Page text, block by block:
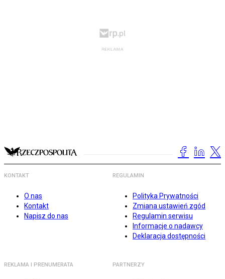
KONTAKT
O nas
Kontakt
Napisz do nas
REGULAMIN
Polityka Prywatności
Zmiana ustawień zgód
Regulamin serwisu
Informacje o nadawcy
Deklaracja dostępności
REKLAMA I PRENUMERATA PARTNERZY